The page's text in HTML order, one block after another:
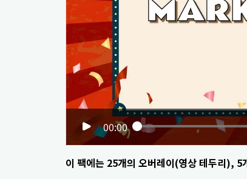
00:00
이 팩에는 25개의 오버레이(영상 테두리), 5